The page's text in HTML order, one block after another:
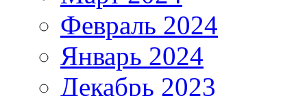
Февраль 2024
Январь 2024
Декабрь 2023